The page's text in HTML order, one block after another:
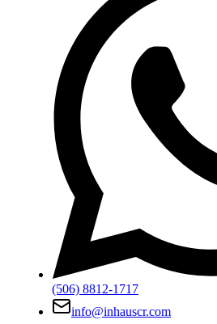
(506) 8812-1717
info@inhauscr.com